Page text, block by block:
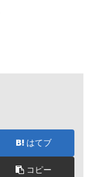
はてブ
コピー